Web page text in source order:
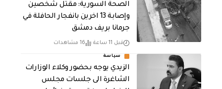
الصحة السورية: مقتل شخصين
وإصابة 13 اخرين بانفجار الحافلة في
جرمانا بريف دمشق
قبل 11 ساعة 16 مشاهدات
سياسة
الزيدي يوجه بحضور وكلاء الوزارات
الشاغرة الى جلسات مجلس